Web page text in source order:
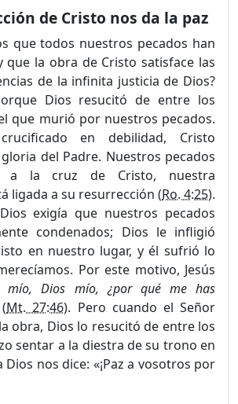
de Cristo nos da la paz
que todos nuestros pecados han
que la obra de Cristo satisface las
de la infinita justicia de Dios?
Dios resucitó de entre los
que murió por nuestros pecados.
en debilidad, Cristo
del Padre. Nuestros pecados
a la cruz de Cristo, nuestra
ligada a su resurrección (Ro. 4:25).
exigía que nuestros pecados
condenados; Dios le infligió
en nuestro lugar, y él sufrió lo
Por este motivo, Jesús
mío, Dios mío, ¿por qué me has
Mt. 27:46). Pero cuando el Señor
obra, Dios lo resucitó de entre los
sentar a la diestra de su trono en
Dios nos dice: «¡Paz a vosotros por